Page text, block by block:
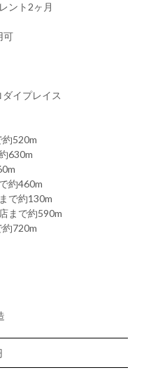
ント2ヶ月
可
イプレイス
520m
630m
約460m
で約130m
まで約590m
約720m